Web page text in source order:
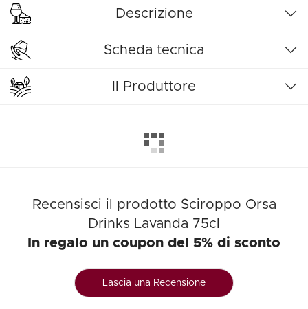
Descrizione
Scheda tecnica
Il Produttore
Recensisci il prodotto Sciroppo Orsa
Drinks Lavanda 75cl
In regalo un coupon del 5% di sconto
Lascia una Recensione